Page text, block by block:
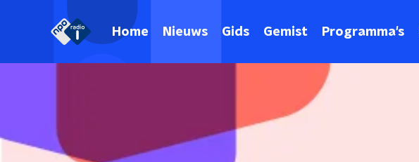
Home Nieuws Gids Gemist Programma's